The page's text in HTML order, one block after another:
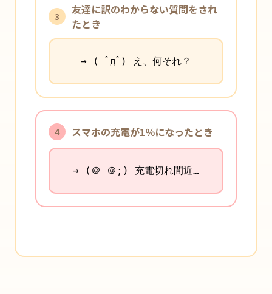
3
友達に訳のわからない質問をされ
たとき
→ ( ﾟдﾟ) え、何それ？
4 スマホの充電が1％になったとき
→ (＠_＠;) 充電切れ間近…